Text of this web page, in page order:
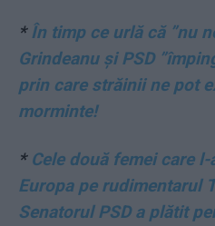
* În timp ce urlă că ”nu
Grindeanu și PSD
prin care străinii ne pot
morminte!
* Cele două femei care l-
Europa pe rudimentarul
Senatorul PSD a plătit